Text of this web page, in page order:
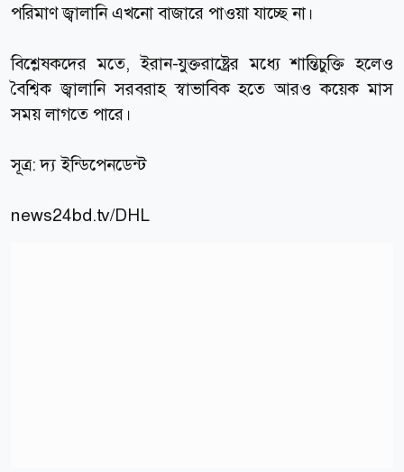
পরিমাণ জ্বালানি এখনো বাজারে পাওয়া যাচ্ছে না।
বিশ্লেষকদের মতে, ইরান-যুক্তরাষ্ট্রের মধ্যে শান্তিচুক্তি হলেও
বৈশ্বিক জ্বালানি সরবরাহ স্বাভাবিক হতে আরও কয়েক মাস
সময় লাগতে পারে।
সূত্র:দ্য ইন্ডিপেনডেন্ট
news24bd.tv/DHL